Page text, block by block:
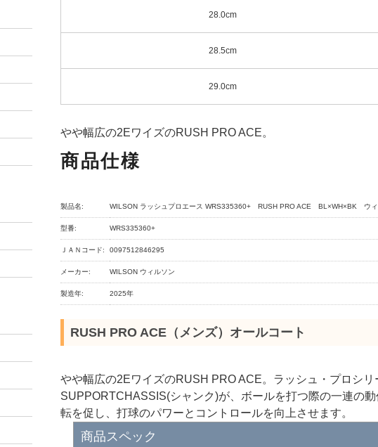
28.0cm
28.5cm
29.0cm
やや幅広の2EワイズのRUSH PRO ACE。
商品仕様
製品名: WILSON ラッシュプロエース WRS335360+ RUSH PRO ACE BL×WH×BK
型番: WRS335360+
ＪＡＮコード: 0097512846295
メーカー: WILSON ウィルソン
製造年: 2025年
RUSH PRO ACE（メンズ）オールコート
やや幅広の2EワイズのRUSH PRO ACE。ラッシュ・プロシ
SUPPORTCHASSIS(シャンク)が、ボールを打つ際の一連の
転を促し、打球のパワーとコントロールを向上させます。
商品スペック